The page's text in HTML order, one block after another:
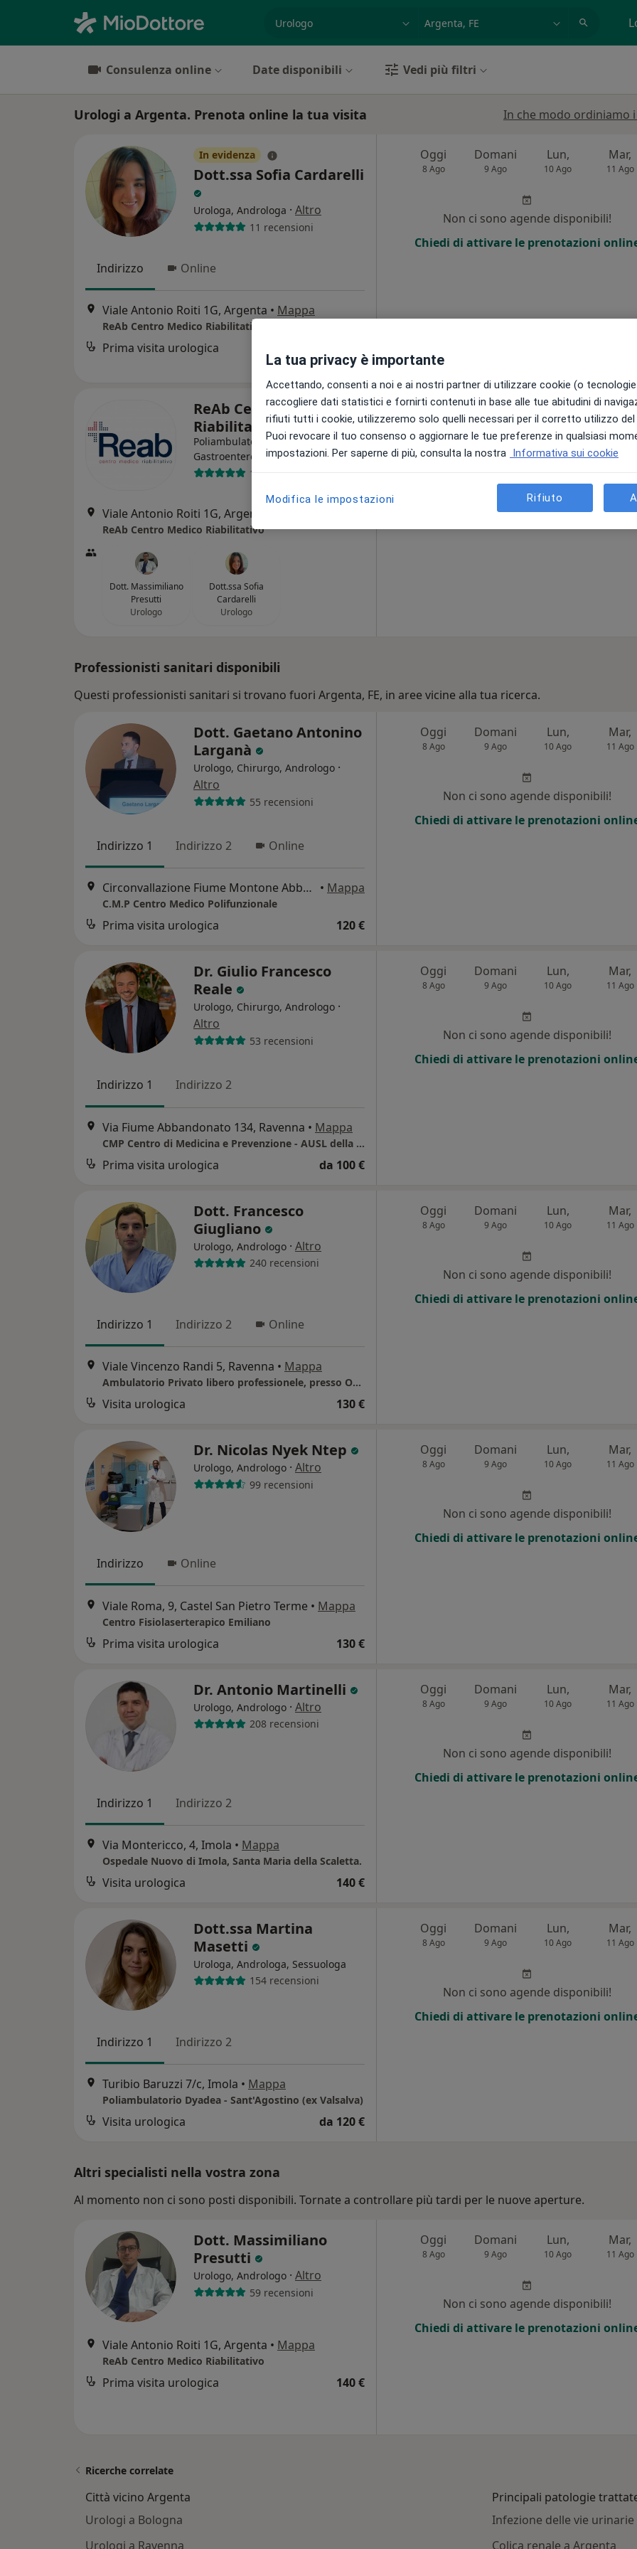
Consulenza online Date disponibili Vedi più filtri
Urologi a Argenta. Prenota online la tua visita In che modo ordiniamo
In evidenza
Dott.ssa Sofia Cardarelli
Urologa, Androloga · Altro
11 recensioni
Indirizzo Online
Viale Antonio Roiti 1G, Argenta • Mappa
ReAb Centro Medico Riabilitativo
Prima visita urologica
Oggi
8 Ago
Domani
9 Ago
Lun,
10 Ago
Mar,
11 Ago
Non ci sono agende disponibili!
Chiedi di attivare le prenotazioni
ReAb Centro Medico
Riabilitativo
Poliambulatorio
Gastroenterologo
1533 recensioni
Viale Antonio Roiti 1G, Argenta
ReAb Centro Medico Riabilitativo
Dott. Massimiliano
Presutti
Urologo
Dott.ssa Sofia
Cardarelli
Urologo
Oggi
8 Ago
Domani
9 Ago
Lun,
10 Ago
Mar,
11 Ago
Mostra profilo
Professionisti sanitari disponibili
Questi professionisti sanitari si trovano fuori Argenta, FE, in aree vicine alla tua ricerca.
Dott. Gaetano Antonino
Larganà
Urologo, Chirurgo, Andrologo ·
Altro
55 recensioni
Indirizzo 1 Indirizzo 2 Online
Circonvallazione Fiume Montone Abbandonato 134, Ravenna • Mappa
C.M.P Centro Medico Polifunzionale
Prima visita urologica 120 €
Oggi
8 Ago
Domani
9 Ago
Lun,
10 Ago
Mar,
11 Ago
Non ci sono agende disponibili!
Chiedi di attivare le prenotazioni
Dr. Giulio Francesco
Reale
Urologo, Chirurgo, Andrologo ·
Altro
53 recensioni
Indirizzo 1 Indirizzo 2
Via Fiume Abbandonato 134, Ravenna • Mappa
CMP Centro di Medicina e Prevenzione - AUSL della Romagna
Prima visita urologica da 100 €
Oggi
8 Ago
Domani
9 Ago
Lun,
10 Ago
Mar,
11 Ago
Non ci sono agende disponibili!
Chiedi di attivare le prenotazioni
Dott. Francesco
Giugliano
Urologo, Andrologo · Altro
240 recensioni
Indirizzo 1 Indirizzo 2 Online
Viale Vincenzo Randi 5, Ravenna • Mappa
Ambulatorio Privato libero professionele, presso Ospedale "Santa Maria delle Corci"
Visita urologica 130 €
Oggi
8 Ago
Domani
9 Ago
Lun,
10 Ago
Mar,
11 Ago
Non ci sono agende disponibili!
Chiedi di attivare le prenotazioni
Dr. Nicolas Nyek Ntep
Urologo, Andrologo · Altro
99 recensioni
Indirizzo Online
Viale Roma, 9, Castel San Pietro Terme • Mappa
Centro Fisiolaserterapico Emiliano
Prima visita urologica 130 €
Oggi
8 Ago
Domani
9 Ago
Lun,
10 Ago
Mar,
11 Ago
Non ci sono agende disponibili!
Chiedi di attivare le prenotazioni
Dr. Antonio Martinelli
Urologo, Andrologo · Altro
208 recensioni
Indirizzo 1 Indirizzo 2
Via Montericco, 4, Imola • Mappa
Ospedale Nuovo di Imola, Santa Maria della Scaletta.
Visita urologica 140 €
Oggi
8 Ago
Domani
9 Ago
Lun,
10 Ago
Mar,
11 Ago
Non ci sono agende disponibili!
Chiedi di attivare le prenotazioni
Dott.ssa Martina
Masetti
Urologa, Androloga, Sessuologa
154 recensioni
Indirizzo 1 Indirizzo 2
Turibio Baruzzi 7/c, Imola • Mappa
Poliambulatorio Dyadea - Sant'Agostino (ex Valsalva)
Visita urologica da 120 €
Oggi
8 Ago
Domani
9 Ago
Lun,
10 Ago
Mar,
11 Ago
Non ci sono agende disponibili!
Chiedi di attivare le prenotazioni
Altri specialisti nella vostra zona
Al momento non ci sono posti disponibili. Tornate a controllare più tardi per le nuove aperture.
Dott. Massimiliano
Presutti
Urologo, Andrologo · Altro
59 recensioni
Viale Antonio Roiti 1G, Argenta • Mappa
ReAb Centro Medico Riabilitativo
Prima visita urologica 140 €
Oggi
8 Ago
Domani
9 Ago
Lun,
10 Ago
Mar,
11 Ago
Non ci sono agende disponibili!
Chiedi di attivare le prenotazioni
Ricerche correlate
Città vicino Argenta
Urologi a Bologna
Urologi a Ravenna
Principali patologie
Infezione delle vie urinarie
Colica renale a Argenta
La tua privacy è importante
Accettando, consenti a noi e ai nostri partner di utilizzare cookie (o
raccogliere dati statistici e fornirti contenuti in base alle tue abitudini di
rifiuti tutti i cookie, utilizzeremo solo quelli necessari per il corretto utilizzo
Puoi revocare il tuo consenso o aggiornare le tue preferenze in qualsiasi
impostazioni. Per saperne di più, consulta la nostra Informativa sui cookie
Modifica le impostazioni Rifiuto